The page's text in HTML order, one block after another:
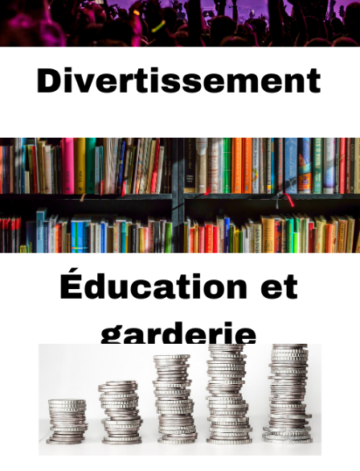
...
Musées, musique, personnalités publiques, etc.
...
Écoles, tutorat, bibliothèque, etc.
...